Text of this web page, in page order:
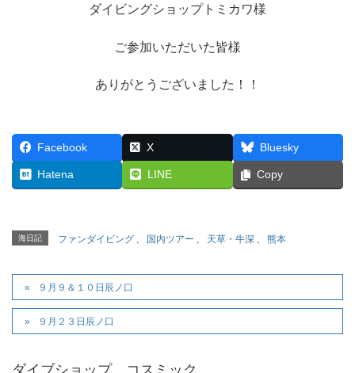
ダイビングショップトミカワ様
ご参加いただいた皆様
ありがとうございました！！
Facebook X Bluesky
Hatena LINE Copy
海日記 ファンダイビング 国内ツアー 天草・牛深 熊本
９月９＆１０日辰ノ口
９月２３日辰ノ口
ダイブショップ コスミック